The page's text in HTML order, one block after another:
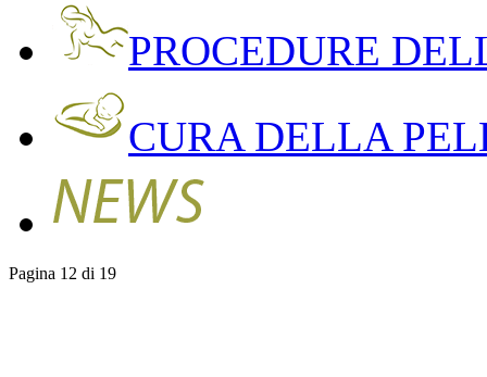
PROCEDURE
CURA DELLA
Pagina 12 di 19